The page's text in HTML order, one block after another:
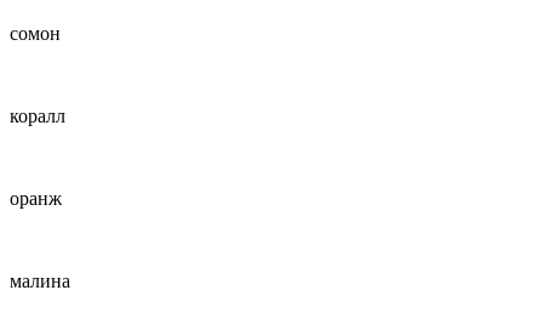
сомон
коралл
оранж
малина